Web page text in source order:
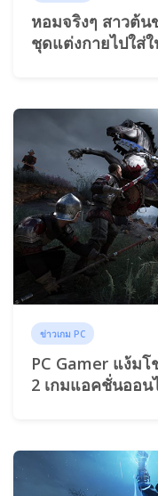
หอมจริงๆ สาวต้
ชุดแต่งกายไปใส่
ข่าวเกม PC
PC Gamer แง้ม
2 เกมแอคชั่นออ